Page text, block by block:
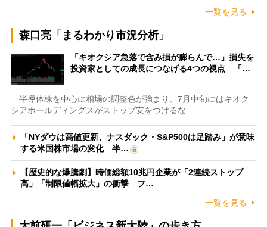
一覧を見る
森口亮「まるわかり市況分析」
「キオクシア急落で含み損が膨らんで…」損失を
投資家としての成長につなげる4つの視点 「…
半導体株を中心に相場の調整色が強まり、7月中旬にはキオク
シアホールディングスがストップ安をつけるな…
「NYダウは高値更新、ナスダック・S&P500は足踏み」が意味
する米国株市場の変化 半…
【歴史的な爆騰劇】時価総額10兆円企業が「2連続ストップ
高」「制限値幅拡大」の衝撃 フ…
一覧を見る